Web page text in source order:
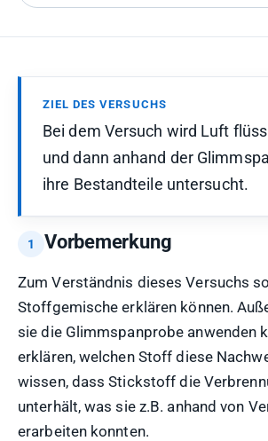
ZIEL DES VERSUCHS
Bei dem Versuch wird Luft
und dann anhand der
ihre Bestandteile untersucht.
Vorbemerkung
Zum Verständnis dieses Versuchs
Stoffgemische erklären können.
sie die Glimmspanprobe anwenden
erklären, welchen Stoff diese
wissen, dass Stickstoff die
unterhält, was sie z.B. anhand von
erarbeiten konnten.